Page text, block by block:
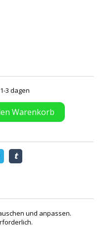
3 dagen
Warenkorb
und anpassen.